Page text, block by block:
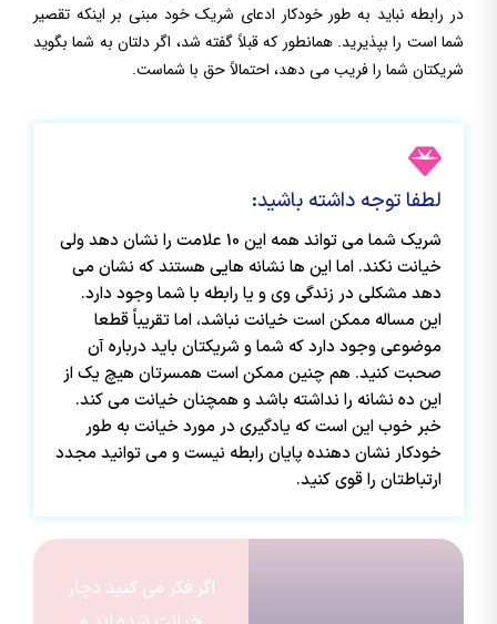
در رابطه نباید به طور خودکار ادعای شریک خود مبنی بر اینکه تقصیر
شما است را بپذیرید. همانطور که قبلاً گفته شد، اگر دلتان به شما بگوید
شریکتان شما را فریب می دهد، احتمالاً حق با شماست.
لطفا توجه داشته باشید:
شریک شما می تواند همه این 10 علامت را نشان دهد ولی
خیانت نکند. اما این ها نشانه هایی هستند که نشان می
دهد مشکلی در زندگی وی و یا رابطه با شما وجود دارد.
این مساله ممکن است خیانت نباشد، اما تقریباً قطعا
موضوعی وجود دارد که شما و شریکتان باید درباره آن
صحبت کنید. هم چنین ممکن است همسرتان هیچ یک از
این ده نشانه را نداشته باشد و همچنان خیانت می کند.
خبر خوب این است که یادگیری در مورد خیانت به طور
خودکار نشان دهنده پایان رابطه نیست و می توانید مجدد
ارتباطتان را قوی کنید.
اگر فکر می کنید دچار